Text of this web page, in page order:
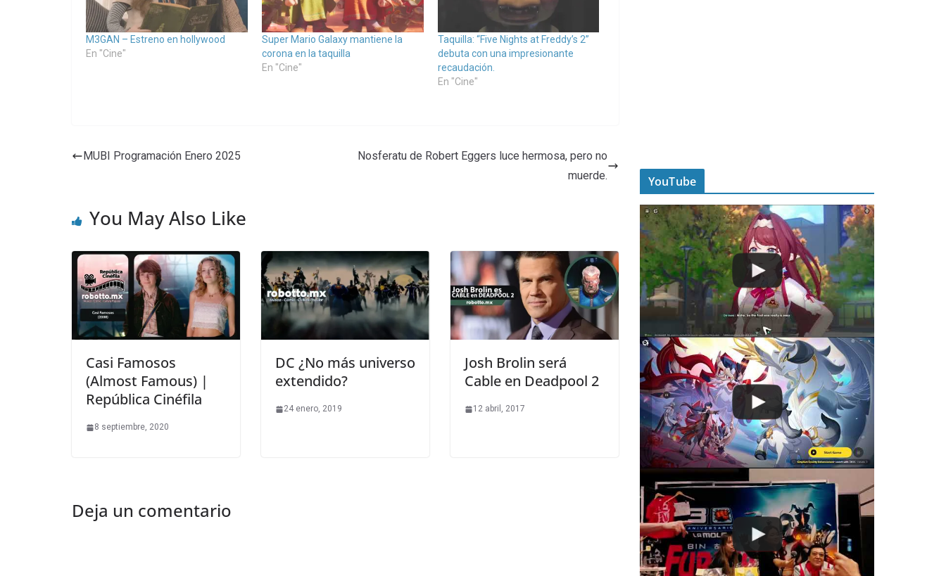
M3GAN – Estreno en hollywood
En "Cine"
Super Mario Galaxy mantiene la
corona en la taquilla
En "Cine"
Taquilla: “Five Nights at Freddy’s 2”
debuta con una impresionante
recaudación.
En "Cine"
MUBI Programación Enero 2025
Nosferatu de Robert Eggers luce hermosa, pero no
muerde.
You May Also Like
Casi Famosos
(Almost Famous) |
República Cinéfila
8 septiembre, 2020
DC ¿No más universo
extendido?
24 enero, 2019
Josh Brolin será
Cable en Deadpool 2
12 abril, 2017
Deja un comentario
YouTube